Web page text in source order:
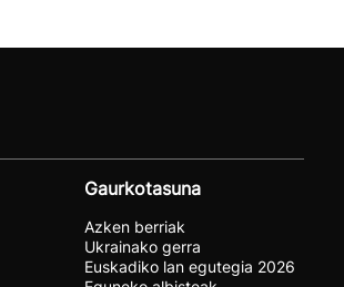
Gaurkotasuna
Azken berriak
Ukrainako gerra
Euskadiko lan egutegia 2026